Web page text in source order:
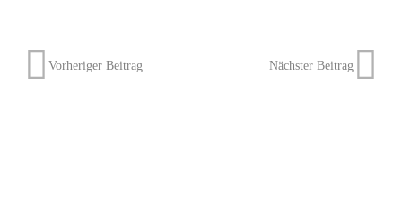
Vorheriger Beitrag Nächster Beitrag